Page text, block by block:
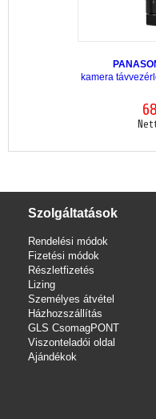
kamera
Szolgáltatások
Rendelési módok
Fizetési módok
Részletfizetés
Lizing
Személyes átvétel
Házhozszállítás
GLS CsomagPONT
Viszonteladói oldal
Ajándékok